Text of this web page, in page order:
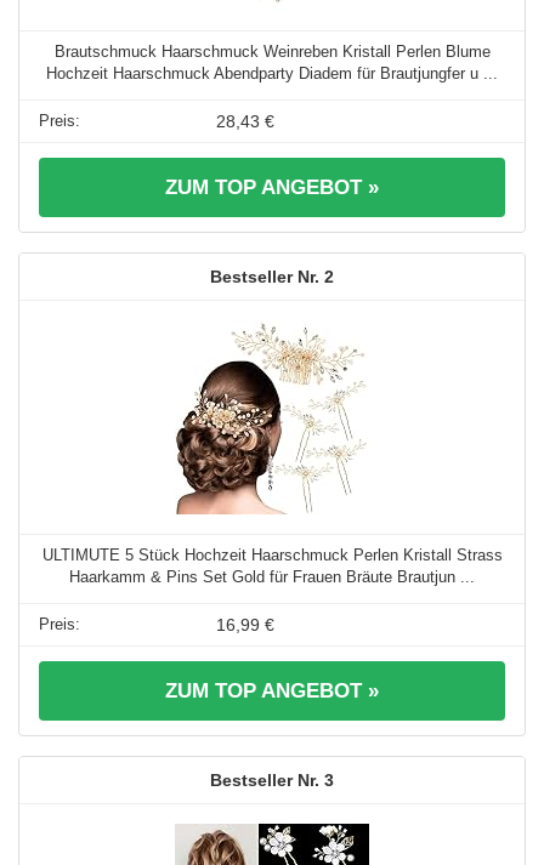
Brautschmuck Haarschmuck Weinreben Kristall Perlen Blume
Hochzeit Haarschmuck Abendparty Diadem für Brautjungfer u ...
28,43 €
ZUM TOP ANGEBOT »
2
ULTIMUTE 5 Stück Hochzeit Haarschmuck Perlen Kristall Strass
Haarkamm & Pins Set Gold für Frauen Bräute Brautjun ...
16,99 €
ZUM TOP ANGEBOT »
3